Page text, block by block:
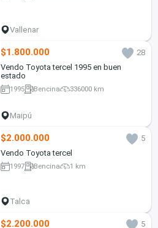
Vallenar
$1.800.000
28
Vendo Toyota tercel 1995 en buen
estado
1995 Bencina 336000 km
Maipú
$2.000.000
5
Vendo Toyota tercel
1997 Bencina 1 km
Talca
$2.200.000
5